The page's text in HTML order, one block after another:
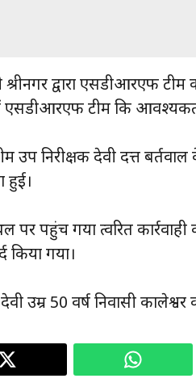
श्रीनगर द्वारा एसडीआरएफ
एसडीआरएफ टीम कि
उप निरीक्षक देवी दत्त
हुई।
पर पहुंच गया त्वरित
किया गया।
उम्र 50 वर्ष निवासी कालेश्वर